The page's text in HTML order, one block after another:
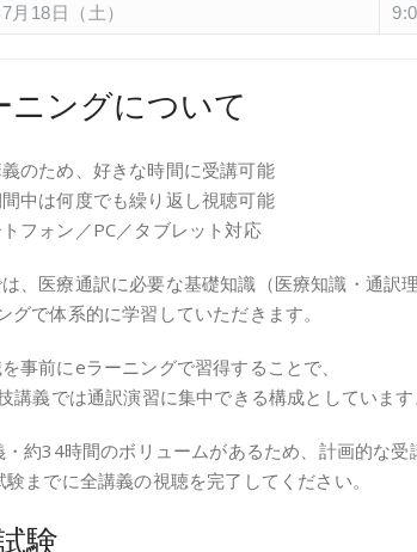
月18日（土）
ニングについて
義のため、好きな時間に受講可能
間中は何度でも繰り返し視聴可能
トフォン／PC／タブレット対応
、医療通訳に必要な基礎知識（医療知識・通訳
グで体系的に学習していただきます。
事前にeラーニングで習得することで、
講義では通訳演習に集中できる構成としています
約34時間のボリュームがあるため、計画的な受
までに全講義の視聴を完了してください。
験